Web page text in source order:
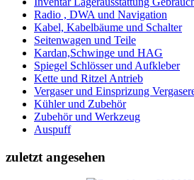
Radio , DWA und Navigation
Kabel, Kabelbäume und Schalter
Seitenwagen und Teile
Kardan,Schwinge und HAG
Spiegel Schlösser und Aufkleber
Kette und Ritzel Antrieb
Vergaser und Einsprizung
Kühler und Zubehör
Zubehör und Werkzeug
Auspuff
zuletzt angesehen